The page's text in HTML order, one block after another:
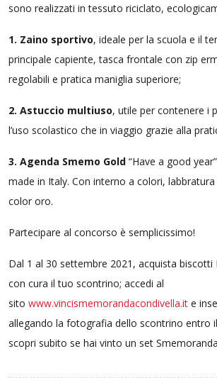
sono realizzati in tessuto riciclato,
1. Zaino sportivo, ideale per la scuola e il
principale capiente, tasca frontale con zip
regolabili e pratica maniglia superiore;
2. Astuccio multiuso, utile per contenere i
l’uso scolastico che in viaggio grazie alla
3. Agenda Smemo Gold “Have a good
made in Italy. Con interno a colori,
color oro.
Partecipare al concorso è semplicissimo!
Dal 1 al 30 settembre 2021, acquista biscotti
con cura il tuo scontrino; accedi al
sito www.vincismemorandacondivella.it e
allegando la fotografia dello scontrino entro
scopri subito se hai vinto un set